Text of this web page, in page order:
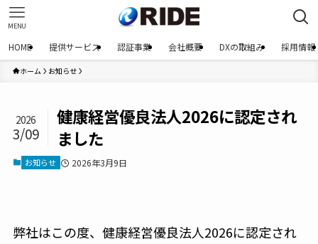
MENU
HOME 提供サービス 認証事業 会社概要 DXの取組み 採用情報
ホーム お知らせ
健康経営優良法人2026に認定され
ました
2026
3/09
お知らせ 2026年3月9日
弊社はこの度、健康経営優良法人2026に認定され